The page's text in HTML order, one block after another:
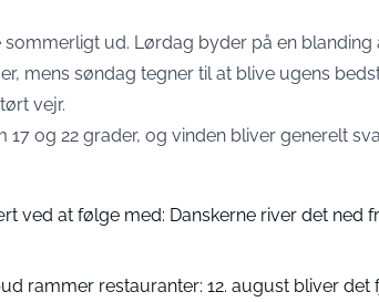
ud. Lørdag byder på en blanding
mens søndag tegner til at blive ugens
vejr.
og 22 grader, og vinden bliver generelt
ved at følge med: Danskerne river det ned
rammer restauranter: 12. august bliver det